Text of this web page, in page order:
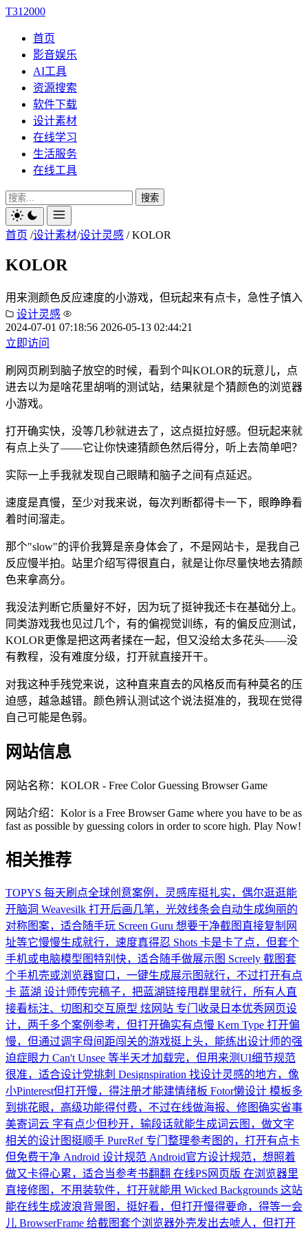
T312000
首页
影音娱乐
AI工具
资源搜索
软件下载
设计素材
在线学习
生活服务
在线工具
搜索
首页 /设计素材/设计灵感 / KOLOR
KOLOR
用来测颜色反应速度的小游戏，但玩起来有点卡，急性子慎入
设计灵感
2024-07-01 07:18:56 2026-05-13 02:44:21
立即访问
刷网页刷到脑子放空的时候，看到个叫KOLOR的玩意儿，点
进去以为是啥花里胡哨的测试站，结果就是个猜颜色的浏览器
小游戏。
打开确实快，没等几秒就进去了，这点挺拉好感。但玩起来就
有点上头了——它让你快速猜颜色然后得分，听上去简单吧？
实际一上手我就发现自己眼睛和脑子之间有点延迟。
速度是真慢，至少对我来说，每次判断都得卡一下，眼睁睁看
着时间溜走。
那个"slow"的评价我算是亲身体会了，不是网站卡，是我自己
反应慢半拍。站里介绍写得很直白，就是让你尽量快地去猜颜
色来拿高分。
我没法判断它质量好不好，因为玩了挺钟我还卡在基础分上。
同类游戏我也见过几个，有的偏视觉训练，有的偏反应测试，
KOLOR更像是把这两者揉在一起，但又没给太多花头——没
有教程，没有难度分级，打开就直接开干。
对我这种手残党来说，这种直来直去的风格反而有种莫名的压
迫感，越急越错。颜色辨认测试这个说法挺准的，我现在觉得
自己可能是色弱。
网站信息
网站名称： KOLOR - Free Color Guessing Browser Game
网站介绍： Kolor is a Free Browser Game where you have to be as
fast as possible by guessing colors in order to score high. Play Now!
相关推荐
TOPYS 每天刷点全球创意案例，灵感库挺扎实，偶尔逛逛能
开脑洞 Weavesilk 打开后画几笔，光效线条会自动生成绚丽的
对称图案，适合随手玩 Screen Guru 想要干净截图直接复制网
址等它慢慢生成就行，速度真得忍 Shots 卡是卡了点，但套个
手机或电脑模型图特别快，适合随手做展示图 Screely 截图套
个手机壳或浏览器窗口，一键生成展示图就行，不过打开有点
卡 蓝湖 设计师传完稿子，把蓝湖链接甩群里就行，所有人直
接看标注、切图和交互原型 炫网站 专门收录日本优秀网页设
计，两千多个案例参考，但打开确实有点慢 Kern Type 打开偏
慢，但通过调字母间距闯关的游戏挺上头，能练出设计师的强
迫症眼力 Can't Unsee 等半天才加载完，但用来测UI细节规范
很准，适合设计党挑刺 Designspiration 找设计灵感的地方，像
小Pinterest但打开慢，得注册才能建情绪板 Fotor懒设计 模板多
到挑花眼，高级功能得付费，不过在线做海报、修图确实省事
美寄词云 字有点少但秒开，输段话就能生成词云图，做文字
相关的设计图挺顺手 PureRef 专门整理参考图的，打开有点卡
但免费干净 Android 设计规范 Android官方设计规范，想照着
做又卡得心累，适合当参考书翻翻 在线PS网页版 在浏览器里
直接修图，不用装软件，打开就能用 Wicked Backgrounds 这站
能在线生成波浪背景图，挺好看，但打开慢得要命，得等一会
儿 BrowserFrame 给截图套个浏览器外壳发出去唬人，但打开